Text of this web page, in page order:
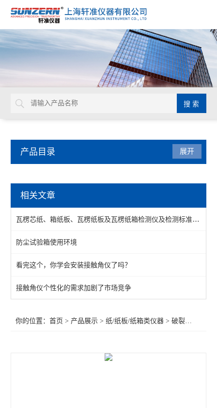
产品目录
戳穿强度测定仪
破裂强度试验机
环压强度试验机
耐折度测试仪
撕裂强度试验机
展开
相关文章
瓦楞芯纸、箱纸板、瓦楞纸板及瓦楞纸箱检测仪及检测标准介绍
防尘试验箱使用环境
看完这个，你学会安装接触角仪了吗？
接触角仪个性化的需求加剧了市场竞争
你的位置：首页 > 产品展示 >纸/纸板/纸箱类仪器 >破裂强度试验机